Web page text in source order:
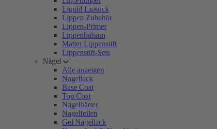
Liquid Lipstick
Lippen Zubehör
Lippen-Primer
Lippenbalsam
Matter Lippenstift
Lippenstift-Sets
Nägel
Alle anzeigen
Nagellack
Base Coat
Top Coat
Nagelhärter
Nagelfeilen
Gel Nagellack